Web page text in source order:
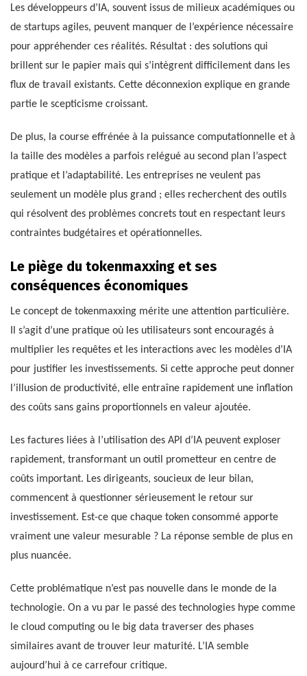
Les développeurs d’IA, souvent issus de milieux académiques ou
de startups agiles, peuvent manquer de l’expérience nécessaire
pour appréhender ces réalités. Résultat : des solutions qui
brillent sur le papier mais qui s’intègrent difficilement dans les
flux de travail existants. Cette déconnexion explique en grande
partie le scepticisme croissant.
De plus, la course effrénée à la puissance computationnelle et à
la taille des modèles a parfois relégué au second plan l’aspect
pratique et l’adaptabilité. Les entreprises ne veulent pas
seulement un modèle plus grand ; elles recherchent des outils
qui résolvent des problèmes concrets tout en respectant leurs
contraintes budgétaires et opérationnelles.
Le piège du tokenmaxxing et ses
conséquences économiques
Le concept de tokenmaxxing mérite une attention particulière.
Il s’agit d’une pratique où les utilisateurs sont encouragés à
multiplier les requêtes et les interactions avec les modèles d’IA
pour justifier les investissements. Si cette approche peut donner
l’illusion de productivité, elle entraîne rapidement une inflation
des coûts sans gains proportionnels en valeur ajoutée.
Les factures liées à l’utilisation des API d’IA peuvent exploser
rapidement, transformant un outil prometteur en centre de
coûts important. Les dirigeants, soucieux de leur bilan,
commencent à questionner sérieusement le retour sur
investissement. Est-ce que chaque token consommé apporte
vraiment une valeur mesurable ? La réponse semble de plus en
plus nuancée.
Cette problématique n’est pas nouvelle dans le monde de la
technologie. On a vu par le passé des technologies hype comme
le cloud computing ou le big data traverser des phases
similaires avant de trouver leur maturité. L’IA semble
aujourd’hui à ce carrefour critique.